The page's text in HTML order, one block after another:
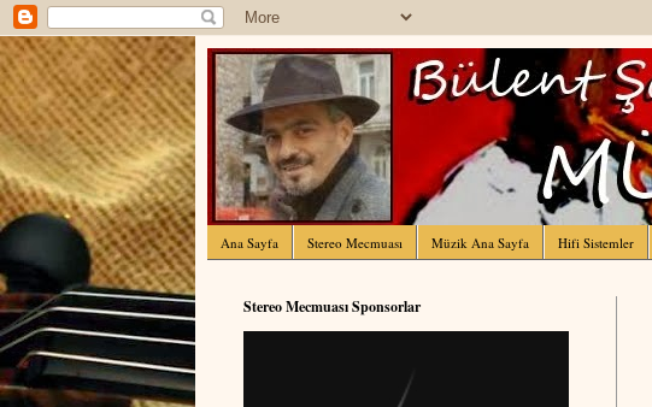
Ana Sayfa Stereo Mecmuası Müzik Ana Sayfa Hifi Sistemler
Stereo Mecmuası Sponsorlar